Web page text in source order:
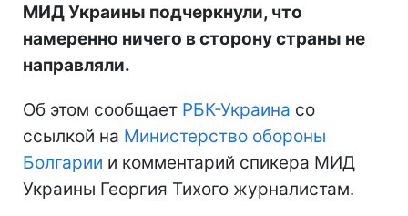
МИД Украины подчеркнули, что
намеренно ничего в сторону страны не
направляли.
Об этом сообщает РБК-Украина со
ссылкой на Министерство обороны
Болгарии и комментарий спикера МИД
Украины Георгия Тихого журналистам.